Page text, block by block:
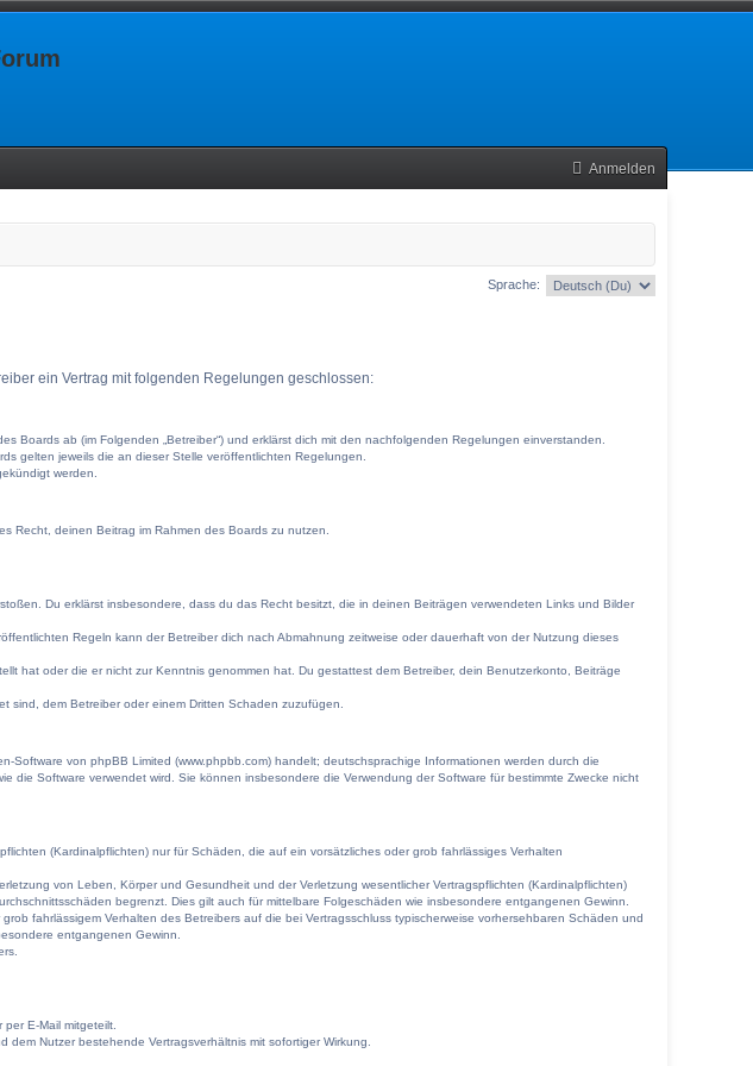
Anmelden
Sprache:
ein Vertrag mit folgenden Regelungen geschlossen:
Boards ab (im Folgenden „Betreiber“) und erklärst dich mit den nachfolgenden Regelungen einverstanden.
gelten jeweils die an dieser Stelle veröffentlichten Regelungen.
werden.
Recht, deinen Beitrag im Rahmen des Boards zu nutzen.
Du erklärst insbesondere, dass du das Recht besitzt, die in deinen Beiträgen verwendeten Links und Bilder
Regeln kann der Betreiber dich nach Abmahnung zeitweise oder dauerhaft von der Nutzung dieses
hat oder die er nicht zur Kenntnis genommen hat. Du gestattest dem Betreiber, dein Benutzerkonto, Beiträge
dem Betreiber oder einem Dritten Schaden zuzufügen.
Software von phpBB Limited (www.phpbb.com) handelt; deutschsprachige Informationen werden durch die
Software verwendet wird. Sie können insbesondere die Verwendung der Software für bestimmte Zwecke nicht
(Kardinalpflichten) nur für Schäden, die auf ein vorsätzliches oder grob fahrlässiges Verhalten
von Leben, Körper und Gesundheit und der Verletzung wesentlicher Vertragspflichten (Kardinalpflichten)
begrenzt. Dies gilt auch für mittelbare Folgeschäden wie insbesondere entgangenen Gewinn.
fahrlässigem Verhalten des Betreibers auf die bei Vertragsschluss typischerweise vorhersehbaren Schäden und
entgangenen Gewinn.
E-Mail mitgeteilt.
Nutzer bestehende Vertragsverhältnis mit sofortiger Wirkung.